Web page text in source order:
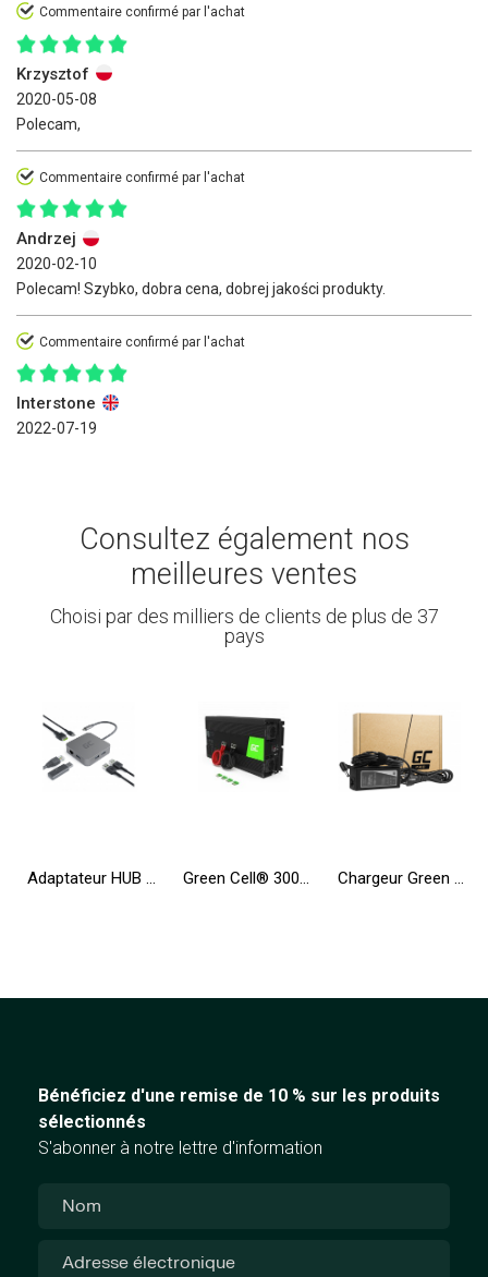
Commentaire confirmé par l'achat
Krzysztof
2020-05-08
Polecam,
Commentaire confirmé par l'achat
Andrzej
2020-02-10
Polecam! Szybko, dobra cena, dobrej jakości produkty.
Commentaire confirmé par l'achat
Interstone
2022-07-19
Consultez également nos
meilleures ventes
Choisi par des milliers de clients de plus de 37
pays
Adaptateur HUB USB-C Green Cell 6en1 (3xUSB 3.0 HDMI 4K Ethernet) pour Apple MacBook Pro, Air, Asus, Dell XPS, HP, Lenovo X1 Green Cell® 3000W/6000W Pur Sinus Convertisseur DC 24V AC 230V Onduleur Power Inverter Chargeur Green Cell PRO 19V 3.42A 65W pour Toshiba Satellite C55 C660 C850 C855 C870 L650 L650D L655 L750 L750D L755
Bénéficiez d'une remise de 10 % sur les produits
sélectionnés
S'abonner à notre lettre d'information